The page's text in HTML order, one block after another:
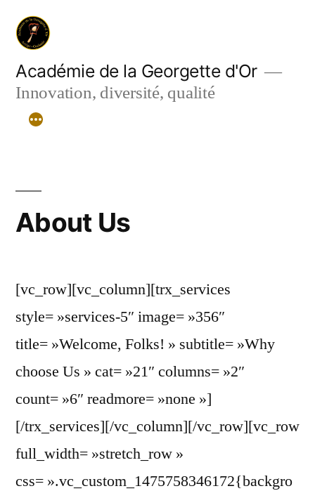
Aller
contenu
Académie de la Georgette d'Or
Innovation, diversité, qualité
About Us
[vc_row][vc_column][trx_services
style= »services-5″ image= »356″
title= »Welcome, Folks! » subtitle= »Why
choose Us » cat= »21″ columns= »2″
count= »6″ readmore= »none »]
[/trx_services][/vc_column][/vc_row][vc_row
full_width= »stretch_row »
css= ».vc_custom_1475758346172{backgro